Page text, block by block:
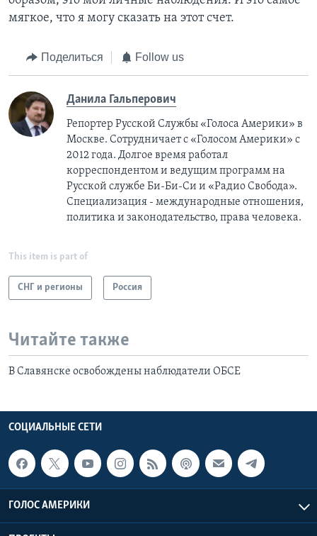
мягкое, что я могу сказать на этот счет.
Поделиться Follow us
Данила Гальперович
Репортер Русской Службы «Голоса Америки» в
Москве. Сотрудничает с «Голосом Америки» с
2012 года. Долгое время работал
корреспондентом и ведущим программ на
Русской службе Би-Би-Си и «Радио Свобода».
Специализация - международные отношения,
политика и законодательство, права человека.
This item is part of
СНГ и регионы Россия
Читайте также
В Славянске освобождены наблюдатели ОБСЕ
СОЦИАЛЬНЫЕ СЕТИ
ГОЛОС АМЕРИКИ